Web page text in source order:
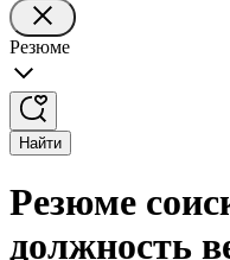
Резюме
Найти
Резюме
должность